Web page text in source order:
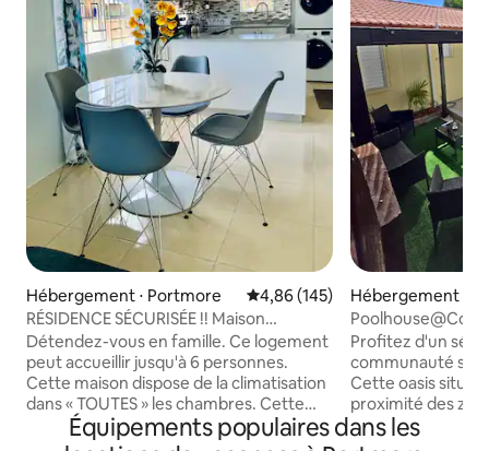
Hébergement ⋅ Portmore Évaluation moyenne sur la
4,86 (145)
RÉSIDENCE SÉCURISÉE !! Maison
2 CH/1 SALLE DE BAIN
Portmore/Jamaïque !
Détendez-vous en famille. Ce logement
peut accueillir jusqu'à 6 personnes.
Cette maison dispose de la climatisation
dans « TOUTES » les chambres. Cette
maison comprend également un lave-
linge et un sèche-linge, une connexion
Hébergement ⋅
| Fermé
Profitez d'un
communauté
Cette oasis
proximité des
et de shopping
seulement 3
Équipements populaires dans les